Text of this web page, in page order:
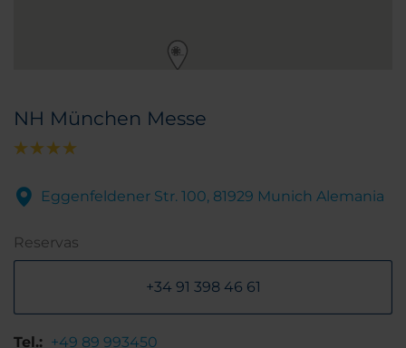
NH München Messe
Eggenfeldener Str. 100, 81929 Munich Alemania
Reservas
+34 91 398 46 61
Tel.: +49 89 993450